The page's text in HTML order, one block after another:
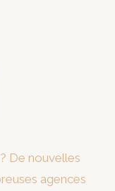
De nouvelles
agences